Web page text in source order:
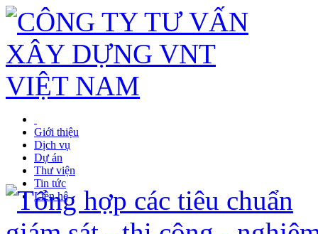
Giới thiệu
Dịch vụ
Dự án
Thư viện
Tin tức
Liên hệ